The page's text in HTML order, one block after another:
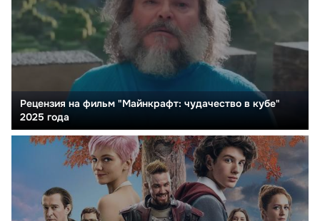
Рецензия на фильм "Майнкрафт: чудачество в кубе"
2025 года